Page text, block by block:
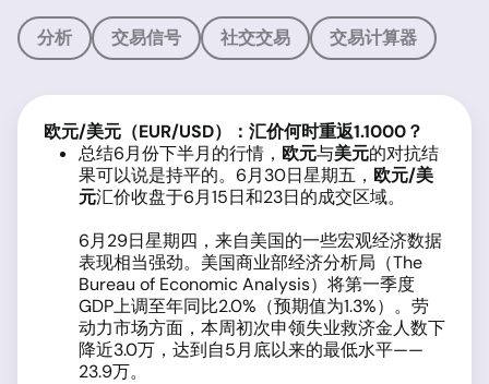
分析 交易信号 社交交易 交易计算器
欧元/美元（EUR/USD）：汇价何时重返1.1000？
总结6月份下半月的行情， 欧元与美元的对抗结
果可以说是持平的。6月30日星期五， 欧元/美
元汇价收盘于6月15日和23日的成交区域。
6月29日星期四，来自美国的一些宏观经济数据
表现相当强劲。美国商业部经济分析局（The
Bureau of Economic Analysis）将第一季度
GDP上调至年同比2.0%（预期值为1.3%）。劳
动力市场方面，本周初次申领失业救济金人数下
降近3.0万，达到自5月底以来的最低水平——
23.9万。